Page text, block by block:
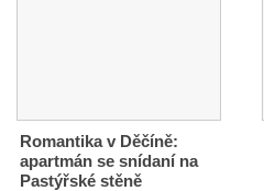
Romantika v Děčíně:
apartmán se snídaní na
Pastýřské stěně